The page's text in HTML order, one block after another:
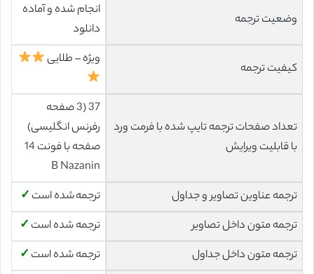
وضعیت ترجمه
انجام شده و آماده
دانلود
کیفیت ترجمه
ویژه – طلایی
تعداد صفحات ترجمه تایپ شده با فرمت ورد
با قابلیت ویرایش
37 (3 صفحه
رفرنس انگلیسی)
صفحه با فونت 14
B Nazanin
ترجمه عناوین تصاویر و جداول
ترجمه شده است ✓
ترجمه متون داخل تصاویر
ترجمه شده است ✓
ترجمه متون داخل جداول
ترجمه شده است ✓